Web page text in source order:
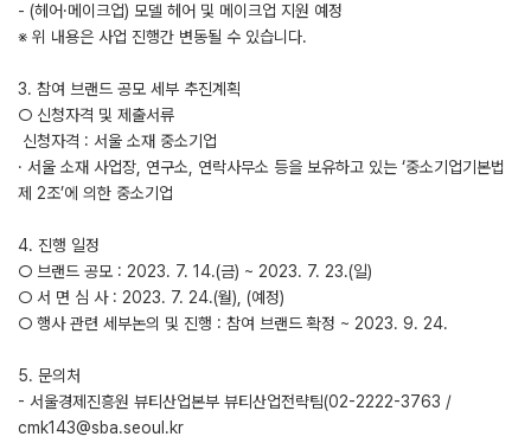
- (헤어·메이크업) 모델 헤어 및 메이크업 지원 예정
※ 위 내용은 사업 진행간 변동될 수 있습니다.
3. 참여 브랜드 공모 세부 추진계획
○ 신청자격 및 제출서류
­ 신청자격 : 서울 소재 중소기업
· 서울 소재 사업장, 연구소, 연락사무소 등을 보유하고 있는 ‘중소기업기본법
제 2조’에 의한 중소기업
4. 진행 일정
○ 브랜드 공모 : 2023. 7. 14.(금) ~ 2023. 7. 23.(일)
○ 서 면 심 사 : 2023. 7. 24.(월), (예정)
○ 행사 관련 세부논의 및 진행 : 참여 브랜드 확정 ~ 2023. 9. 24.
5. 문의처
- 서울경제진흥원 뷰티산업본부 뷰티산업전략팀(02-2222-3763 /
cmk143@sba.seoul.kr